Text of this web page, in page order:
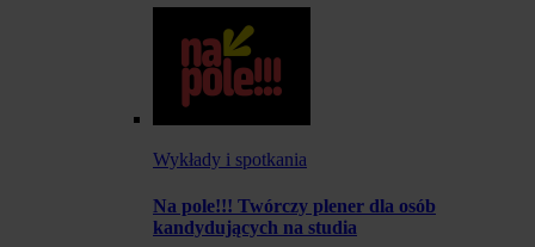
Wykłady i spotkania
Na pole!!! Twórczy plener dla osób
kandydujących na studia